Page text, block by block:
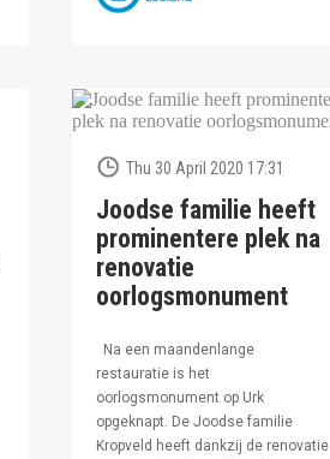
Thu 30 April 2020 17:31
Joodse familie heeft
prominentere plek na
renovatie
oorlogsmonument
Na een maandenlange
restauratie is het
oorlogsmonument op Urk
opgeknapt. De Joodse familie
Kropveld heeft dankzij de renovatie